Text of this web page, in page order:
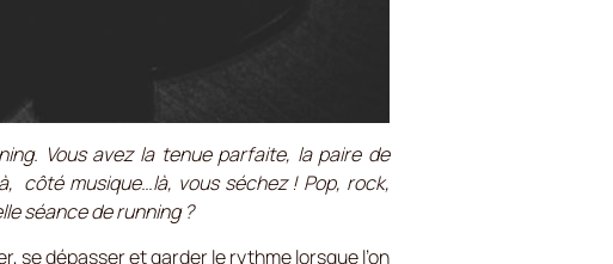
Vous avez la tenue parfaite, la paire de
côté musique…là, vous séchez ! Pop, rock,
séance de running ?
se dépasser et garder le rythme lorsque l’on